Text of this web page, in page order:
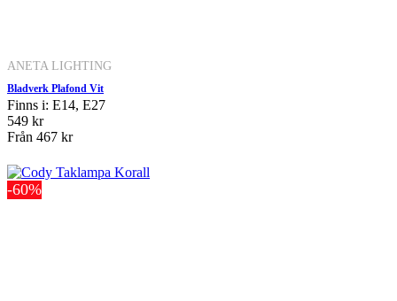
ANETA LIGHTING
Bladverk Plafond Vit
Finns i: E14, E27
549 kr
Från 467 kr
-60%